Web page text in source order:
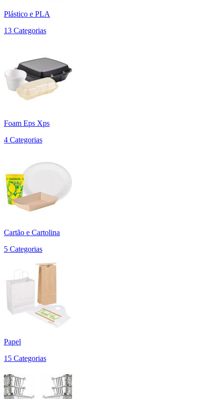
Plástico e PLA
13 Categorias
Foam Eps Xps
4 Categorias
Cartão e Cartolina
5 Categorias
Papel
15 Categorias